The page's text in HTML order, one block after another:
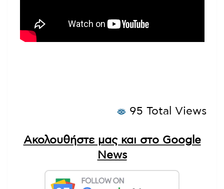
95 Total Views
Ακολουθήστε μας και στο Google
News